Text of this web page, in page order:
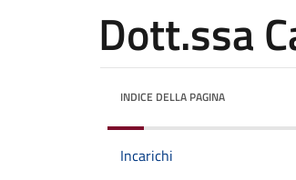
Dott.ssa
INDICE DELLA PAGINA
Incarichi